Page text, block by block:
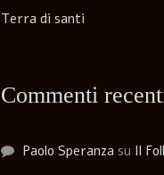
Terra di santi
Commenti
Paolo Speranzasu Il